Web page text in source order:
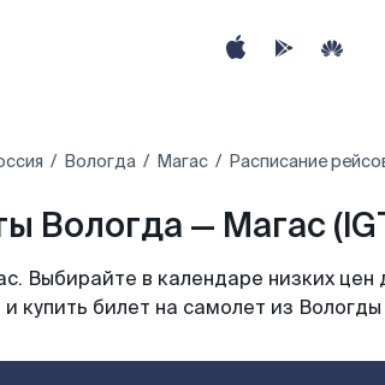
Вологда Магас Расписание
Вологда — Магас
Выбирайте в календаре низких цен
купить билет на самолет из